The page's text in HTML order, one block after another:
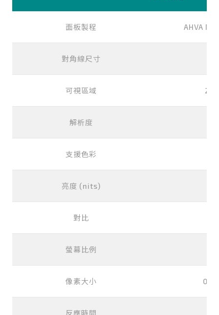
面板製程 AHVA
對角線尺寸
可視區域
解析度
支援色彩
亮度 (nits)
對比
螢幕比例
像素大小
反應時間